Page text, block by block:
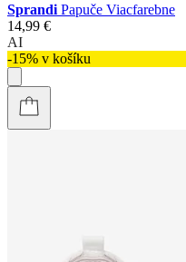
Sprandi Papuče Viacfarebne
14,99 €
AI
-15% v košíku